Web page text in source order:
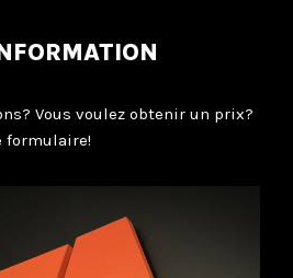
Vous voulez obtenir un prix?
formulaire!